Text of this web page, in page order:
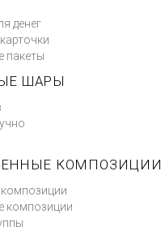
денег
пакеты
ШАРЫ
КОМПОЗИЦИИ
композиции